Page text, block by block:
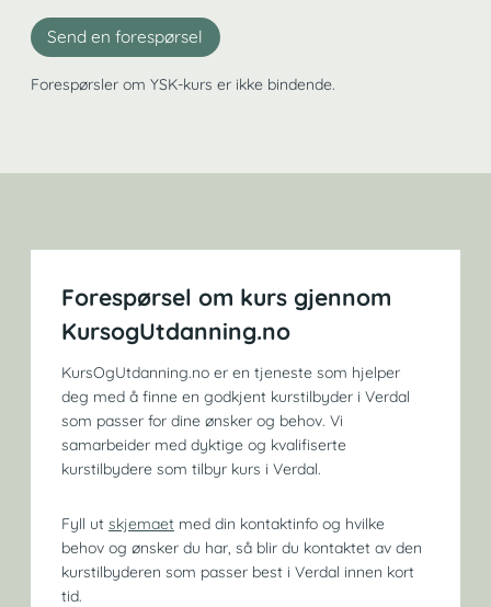
Send en forespørsel
Forespørsler om YSK-kurs er ikke bindende.
Forespørsel om kurs gjennom
KursogUtdanning.no
KursOgUtdanning.no er en tjeneste som hjelper
deg med å finne en godkjent kurstilbyder i Verdal
som passer for dine ønsker og behov. Vi
samarbeider med dyktige og kvalifiserte
kurstilbydere som tilbyr kurs i Verdal.
Fyll ut skjemaet med din kontaktinfo og hvilke
behov og ønsker du har, så blir du kontaktet av den
kurstilbyderen som passer best i Verdal innen kort
tid.